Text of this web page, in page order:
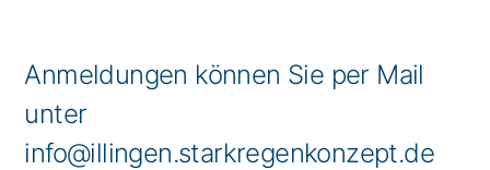
Anmeldungen können Sie per Mail
unter
info@illingen.starkregenkonzept.de